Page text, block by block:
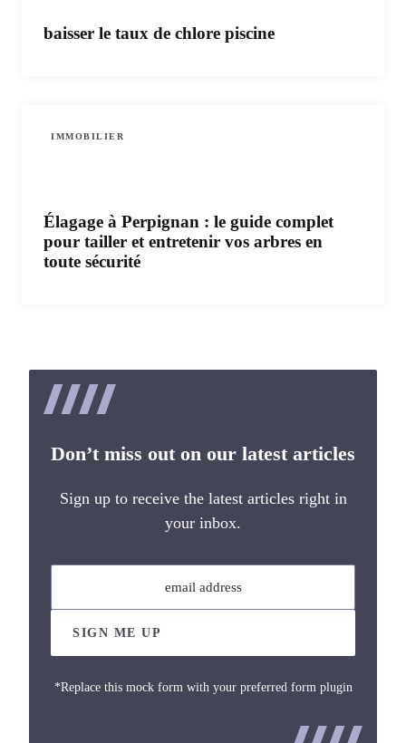
baisser le taux de chlore piscine
IMMOBILIER
Élagage à Perpignan : le guide complet
pour tailler et entretenir vos arbres en
toute sécurité
Don’t miss out on our latest articles
Sign up to receive the latest articles right in
your inbox.
email address
SIGN ME UP
*Replace this mock form with your preferred form plugin